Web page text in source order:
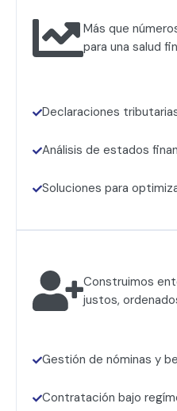
Más que
para una salud
Declaraciones
Análisis de estados
Soluciones para
Construimos
justos,
Gestión de nóminas y
Contratación bajo